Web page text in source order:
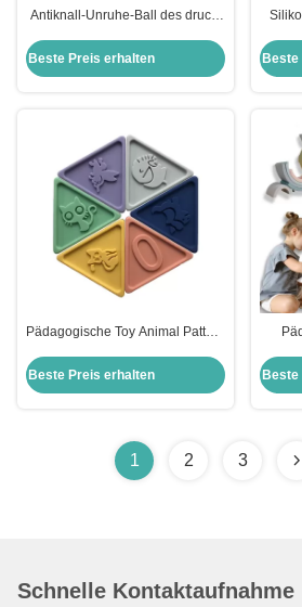
Antiknall-Unruhe-Ball des druck-
nicht giftig für Kinder
Beste Preis erhalten Beste
Pädagogische Toy Animal Pattern
Entwicklungskinder
Beste Preis erhalten Beste
1 2 3
Schnelle Kontaktaufnahme